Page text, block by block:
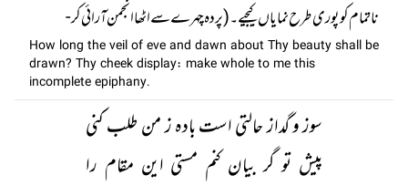
ناتمام کو پوری طرح نمایاں کیجیے۔ ( پردہ چہرے سے اٹھا انجمن آرائی کر -
How long the veil of eve and dawn about Thy beauty shall be
drawn? Thy cheek display: make whole to me this
incomplete epiphany.
سوز و گداز حالتی است بادہ ز من طلب کنی
پیش تو گر بیان کنم مستی این مقام را